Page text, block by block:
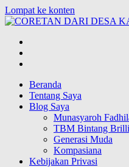
Lompat ke konten
Blog Wong Ndeso yang ingin
Beranda
Tentang Saya
Blog Saya
Munasyaroh
TBM Bintang
Generasi Muda
Kompasiana
Kebijakan Privasi